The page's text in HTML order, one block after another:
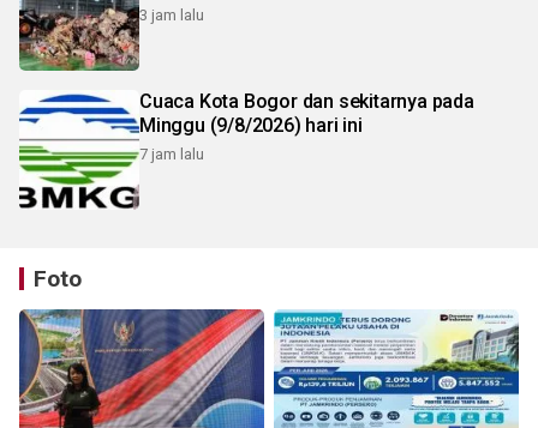
3 jam lalu
Cuaca Kota Bogor dan sekitarnya pada
Minggu (9/8/2026) hari ini
7 jam lalu
Foto